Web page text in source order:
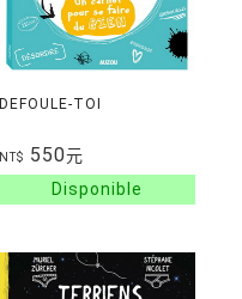
DEFOULE-TOI
NT$ 550元